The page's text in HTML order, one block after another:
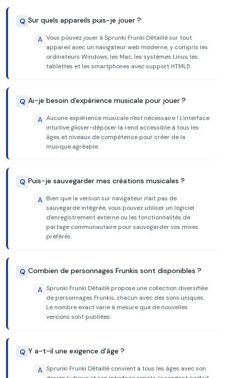
Q Sur quels appareils puis-je jouer ?
A Vous pouvez jouer à Sprunki Frunki Détaillé sur tout
appareil avec un navigateur web moderne, y compris les
ordinateurs Windows, les Mac, les systèmes Linux, les
tablettes et les smartphones avec support HTML5.
Q Ai-je besoin d'expérience musicale pour jouer ?
A Aucune expérience musicale n'est nécessaire ! L'interface
intuitive glisser-déposer la rend accessible à tous les
âges et niveaux de compétence pour créer de la
musique agréable.
Q Puis-je sauvegarder mes créations musicales ?
A Bien que la version sur navigateur n'ait pas de
sauvegarde intégrée, vous pouvez utiliser un logiciel
d'enregistrement externe ou les fonctionnalités de
partage communautaire pour sauvegarder vos mixes
préférés.
Q Combien de personnages Frunkis sont disponibles ?
A Sprunki Frunki Détaillé propose une collection diversifiée
de personnages Frunkis, chacun avec des sons uniques.
Le nombre exact varie à mesure que de nouvelles
versions sont publiées.
Q Y a-t-il une exigence d'âge ?
A Sprunki Frunki Détaillé convient à tous les âges avec son